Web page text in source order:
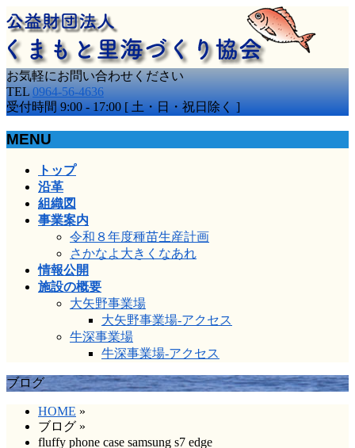
お気軽にお問い合わせください
TEL 0964-56-4636
受付時間 9:00 - 17:00 [ 土・日・祝日除く ]
MENU
トップ
沿革
組織図
事業案内
令和８年度種苗生産計画
さかなよ大きくなあれ
情報公開
施設の概要
大矢野事業場
大矢野事業場-アクセス
牛深事業場
牛深事業場-アクセス
ブログ
HOME »
ブログ »
fluffy phone case samsung s7 edge